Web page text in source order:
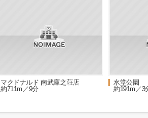
マクドナルド 南武庫之荘店
約711m／9分
水堂公園
約191m／3